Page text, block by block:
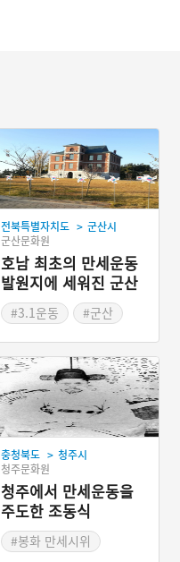
전북특별자치도 > 군산시
군산문화원
호남 최초의 만세운동
발원지에 세워진 군산
3·1운동 100주년 기념
관#3.1운동
#군산
충청북도 > 청주시
청주문화원
청주에서 만세운동을
주도한 조동식
#봉화 만세시위